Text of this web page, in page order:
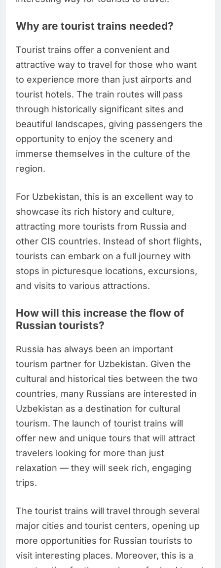
Why are tourist trains needed?
Tourist trains offer a convenient and
attractive way to travel for those who want
to experience more than just airports and
tourist hotels. The train routes will pass
through historically significant sites and
beautiful landscapes, giving passengers the
opportunity to enjoy the scenery and
immerse themselves in the culture of the
region.
For Uzbekistan, this is an excellent way to
showcase its rich history and culture,
attracting more tourists from Russia and
other CIS countries. Instead of short flights,
tourists can embark on a full journey with
stops in picturesque locations, excursions,
and visits to various attractions.
How will this increase the flow of
Russian tourists?
Russia has always been an important
tourism partner for Uzbekistan. Given the
cultural and historical ties between the two
countries, many Russians are interested in
Uzbekistan as a destination for cultural
tourism. The launch of tourist trains will
offer new and unique tours that will attract
travelers looking for more than just
relaxation — they will seek rich, engaging
trips.
The tourist trains will travel through several
major cities and tourist centers, opening up
more opportunities for Russian tourists to
visit interesting places. Moreover, this is a